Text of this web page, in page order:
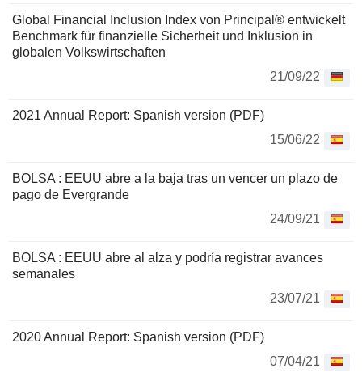
Global Financial Inclusion Index von Principal® entwickelt
Benchmark für finanzielle Sicherheit und Inklusion in
globalen Volkswirtschaften
21/09/22
2021 Annual Report: Spanish version (PDF)
15/06/22
BOLSA : EEUU abre a la baja tras un vencer un plazo de
pago de Evergrande
24/09/21
BOLSA : EEUU abre al alza y podría registrar avances
semanales
23/07/21
2020 Annual Report: Spanish version (PDF)
07/04/21